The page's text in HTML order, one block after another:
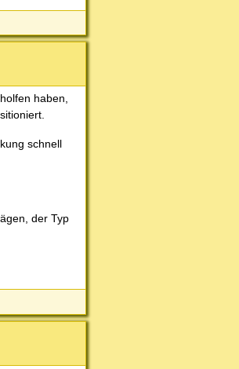
haben,
schnell
der Typ